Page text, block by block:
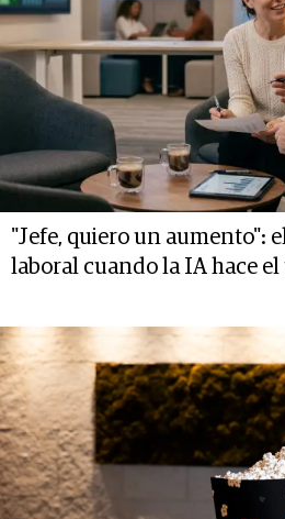
"Jefe, quiero un aumento":
laboral cuando la IA hace